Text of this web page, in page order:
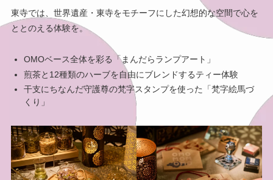
東寺では、世界遺産・東寺をモチーフにした幻想的な空間で心を
ととのえる体験を。
OMOベース全体を彩る「まんだらランプアート」
煎茶と12種類のハーブを自由にブレンドするティー体験
干支にちなんだ守護尊の梵字スタンプを使った「梵字絵馬づ
くり」